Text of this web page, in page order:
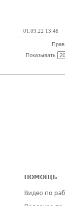
01.09.22 13:48
Показывать
ПОМОЩЬ
Видео по